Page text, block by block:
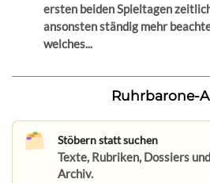
ersten beiden Spieltagen
ansonsten ständig mehr
welches...
Ruhrbarone-
Stöbern statt suchen
Texte, Rubriken, Dossiers
Archiv.